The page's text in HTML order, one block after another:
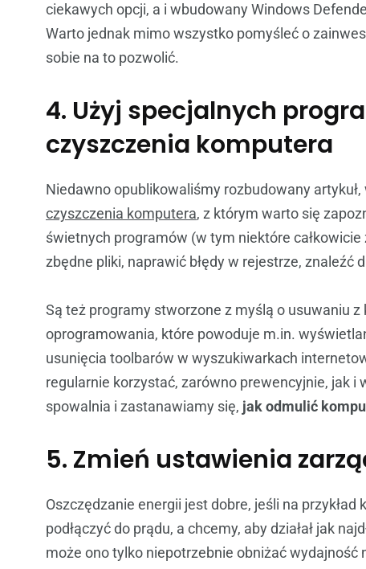
ciekawych opcji, a i wbudowany Windows
Warto jednak mimo wszystko pomyśleć o
sobie na to pozwolić.
4. Użyj specjalnych
czyszczenia komputera
Niedawno opublikowaliśmy rozbudowany
czyszczenia komputera, z którym warto się
świetnych programów (w tym niektóre
zbędne pliki, naprawić błędy w rejestrze, znaleźć
Są też programy stworzone z myślą o usuwaniu
oprogramowania, które powoduje m.in.
usunięcia toolbarów w wyszukiwarkach
regularnie korzystać, zarówno prewencyjnie, jak i
spowalnia i zastanawiamy się, jak odmulić
5. Zmień ustawienia
Oszczędzanie energii jest dobre, jeśli na
podłączyć do prądu, a chcemy, aby działał jak
może ono tylko niepotrzebnie obniżać